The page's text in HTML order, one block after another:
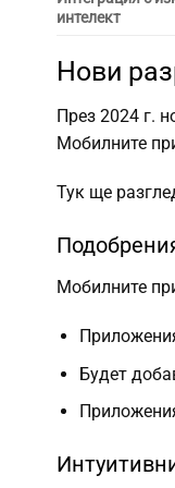
интелект
Нови
През 2024 г.
Мобилните
Тук ще
Мобилните
Будет